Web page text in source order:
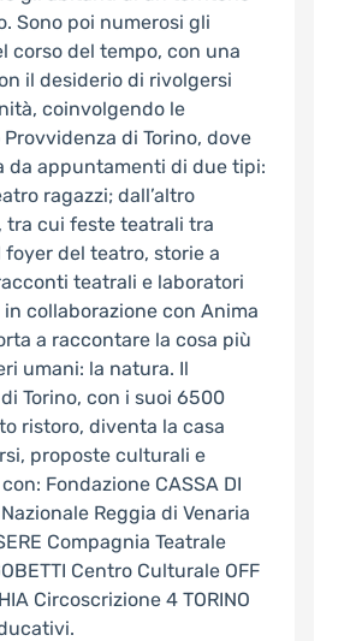
Sono poi numerosi gli
corso del tempo, con una
il desiderio di rivolgersi
coinvolgendo le
di Torino, dove
da appuntamenti di due tipi:
ragazzi; dall’altro
cui feste teatrali tra
del teatro, storie a
teatrali e laboratori
collaborazione con Anima
a raccontare la cosa più
umani: la natura. Il
Torino, con i suoi 6500
ristoro, diventa la casa
proposte culturali e
Fondazione CASSA DI
Nazionale Reggia di Venaria
Compagnia Teatrale
Centro Culturale OFF
Circoscrizione 4 TORINO